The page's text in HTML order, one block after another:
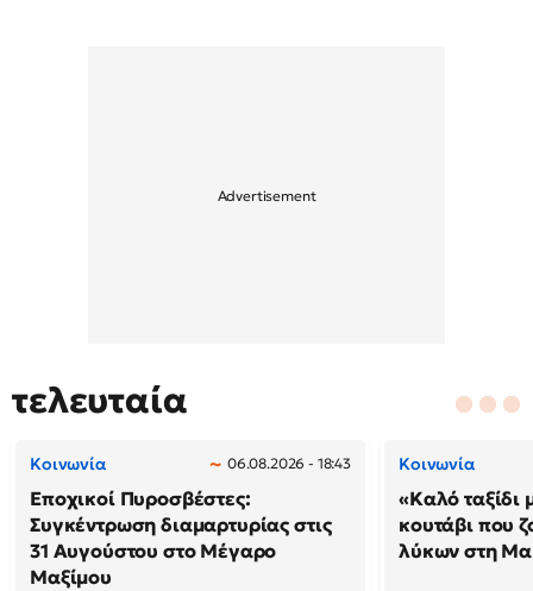
τελευταία
Κοινωνία 06.08.2026 - 18:43
Εποχικοί Πυροσβέστες:
Συγκέντρωση διαμαρτυρίας στις
31 Αυγούστου στο Μέγαρο
Μαξίμου
Κοινωνία
«Καλό ταξίδι
κουτάβι που
λύκων στη